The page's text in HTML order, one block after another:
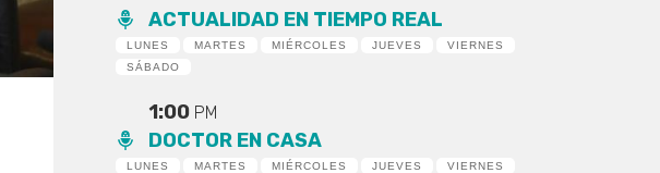
ACTUALIDAD EN TIEMPO REAL
LUNES MARTES MIÉRCOLES JUEVES
VIERNES
SÁBADO
1:00 PM
DOCTOR EN CASA
LUNES MARTES MIÉRCOLES JUEVES
VIERNES